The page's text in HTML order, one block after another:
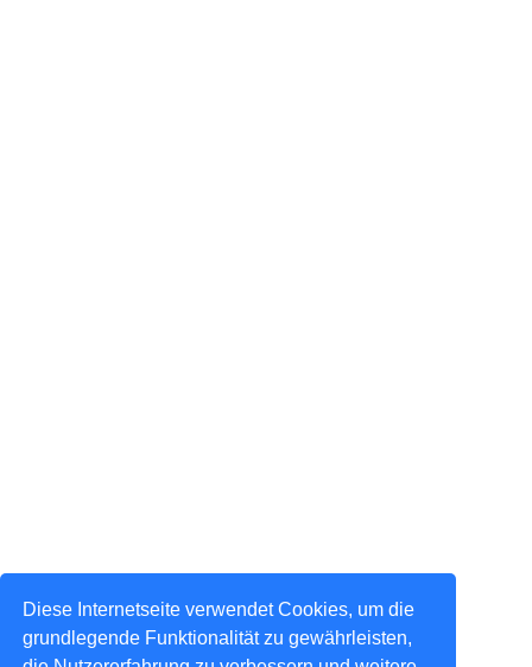
Diese Internetseite verwendet Cookies, um die
grundlegende Funktionalität zu gewährleisten,